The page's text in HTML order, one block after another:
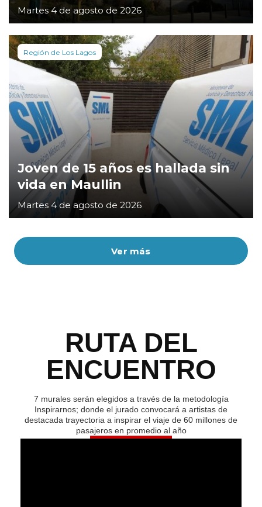
Ver más
Martes 4 de agosto de 2026
Región de Los Lagos
Joven de 15 años es hallada sin
vida en Maullin
Martes 4 de agosto de 2026
RUTA DEL
ENCUENTRO
7 murales serán elegidos a través de la metodología
Inspirarnos; donde el jurado convocará a artistas de
destacada trayectoria a inspirar el viaje de 60 millones de
pasajeros en promedio al año